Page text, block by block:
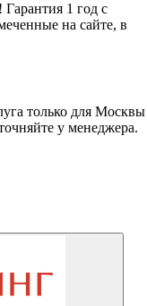
! Гарантия 1 год с
на сайте, в
только для Москвы
у менеджера.